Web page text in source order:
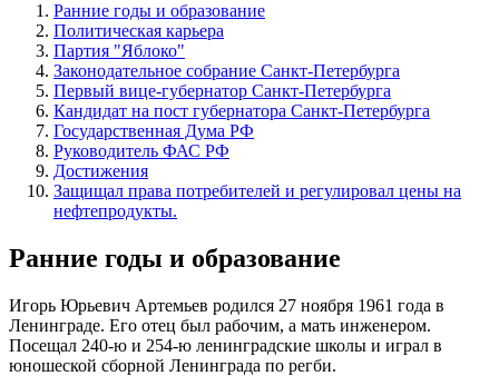
Ранние годы и образование
Политическая карьера
Партия "Яблоко"
Законодательное собрание Санкт-Петербурга
Первый вице-губернатор Санкт-Петербурга
Кандидат на пост губернатора Санкт-Петербурга
Государственная Дума РФ
Руководитель ФАС РФ
Достижения
Защищал права потребителей и регулировал цены на
нефтепродукты.
Ранние годы и образование
Игорь Юрьевич Артемьев родился 27 ноября 1961 года в
Ленинграде. Его отец был рабочим, а мать инженером.
Посещал 240-ю и 254-ю ленинградские школы и играл в
юношеской сборной Ленинграда по регби.